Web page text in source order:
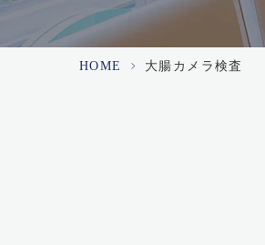
HOME > 大腸カメラ検査